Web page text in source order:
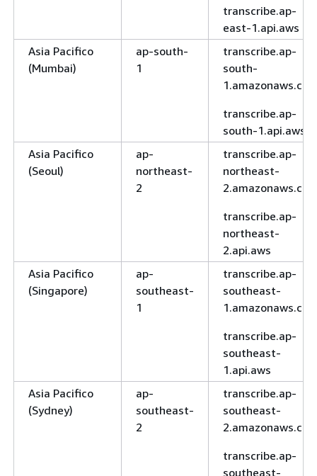
transcribe.ap-
east-1.api.aws
Asia Pacifico
(Mumbai)
ap-south-
1
transcribe.ap-
south-
transcribe.ap-
south-1.api.aws
Asia Pacifico
(Seoul)
ap-
northeast-
2
transcribe.ap-
northeast-
transcribe.ap-
northeast-
2.api.aws
Asia Pacifico
(Singapore)
ap-
southeast-
1
transcribe.ap-
southeast-
transcribe.ap-
southeast-
1.api.aws
Asia Pacifico
(Sydney)
ap-
southeast-
2
transcribe.ap-
southeast-
transcribe.ap-
southeast-